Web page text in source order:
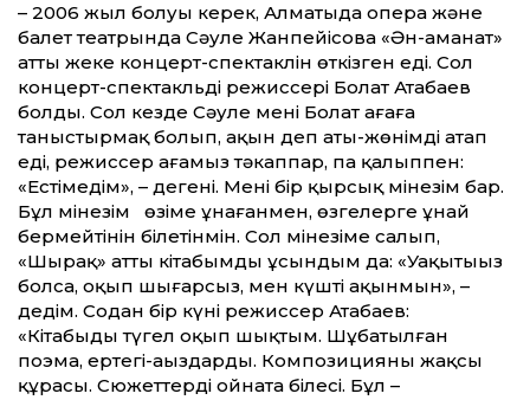
– 2006 жыл болуы керек, Алматыда опера және
балет театрында Сәуле Жанпейісова «Ән-аманат»
атты жеке концерт-спектаклін өткізген еді. Сол
концерт-спектакльдің режиссері Болат Атабаев
болды. Сол кезде Сәуле мені Болат ағаға
таныстырмақ болып, ақын деп аты-жөнімді атап
еді, режиссер ағамыз тәкаппар, паң қалыппен:
«Естімедім», – дегені. Менің бір қырсық мінезім бар.
Бұл мінезім өзіме ұнағанмен, өзгелерге ұнай
бермейтінін білетінмін. Сол мінезіме салып,
«Шырақ» атты кітабымды ұсындым да: «Уақытыңыз
болса, оқып шығарсыз, мен күшті ақынмын», –
дедім. Содан бір күні режиссер Атабаев:
«Кітабыңды түгел оқып шықтым. Шұбатылған
поэма, ертегі-аңыздарды. Композицияны жақсы
құрасың. Сюжеттерді ойната білесің. Бұл –